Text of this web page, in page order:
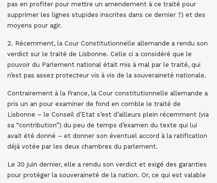
pas en profiter pour mettre un amendement à ce traité pour
supprimer les lignes stupides inscrites dans ce dernier ?) et des
moyens pour agir.
2. Récemment, la Cour Constitutionnelle allemande a rendu son
verdict sur le traité de Lisbonne. Celle ci a considéré que le
pouvoir du Parlement national était mis à mal par le traité, qui
n’est pas assez protecteur vis à vis de la souveraineté nationale.
Contrairement à la France, la Cour constitutionnelle allemande a
pris un an pour examiner de fond en comble le traité de
Lisbonne – le Conseil d’Etat s’est d’ailleurs plein récemment (via
sa “contribution”) du peu de temps d’examen du texte qui lui
avait été donné – et donner son éventuel accord à la ratification
déjà votée par les deux chambres du parlement.
Le 30 juin dernier, elle a rendu son verdict et exigé des garanties
pour protéger la souveraineté de la nation. Or, ce qui est valable